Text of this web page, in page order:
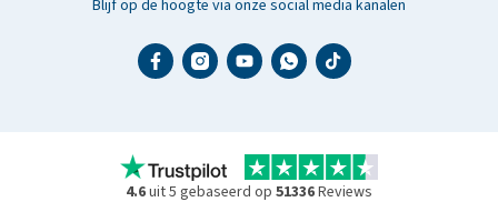
Blijf op de hoogte via onze social media kanalen
4.6uit 5 gebaseerd op 51336Reviews